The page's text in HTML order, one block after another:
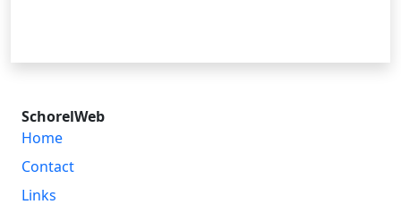
SchorelWeb
Home
Contact
Links